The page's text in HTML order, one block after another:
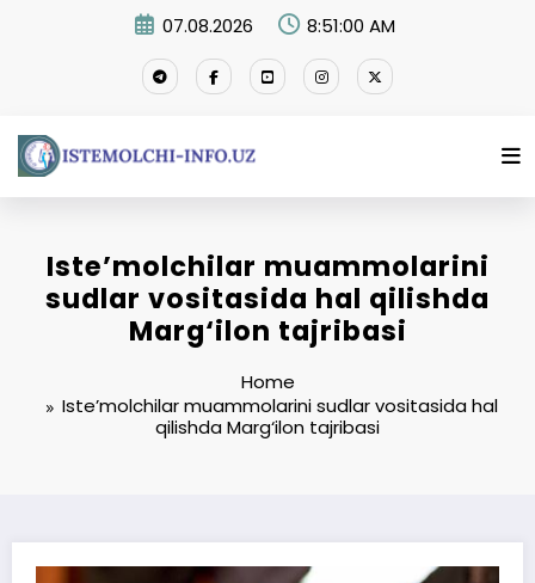
07.08.2026 8:51:01 AM
Iste’molchilar muammolarini
sudlar vositasida hal qilishda
Marg‘ilon tajribasi
Home
Iste’molchilar muammolarini sudlar vositasida hal
qilishda Marg‘ilon tajribasi